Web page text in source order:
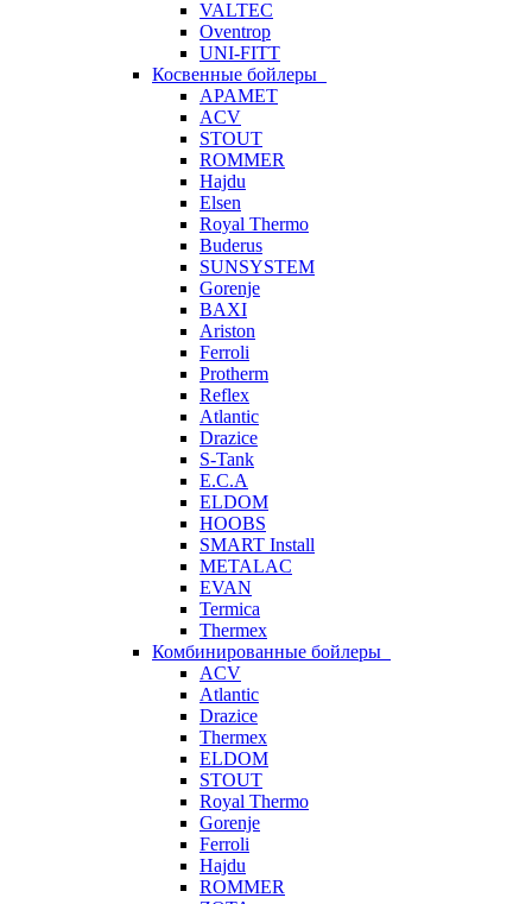
VALTEC
Oventrop
UNI-FITT
Косвенные бойлеры
APAMET
ACV
STOUT
ROMMER
Hajdu
Elsen
Royal Thermo
Buderus
SUNSYSTEM
Gorenje
BAXI
Ariston
Ferroli
Protherm
Reflex
Atlantic
Drazice
S-Tank
E.C.A
ELDOM
HOOBS
SMART Install
METALAC
EVAN
Termica
Thermex
Комбинированные бойлеры
ACV
Atlantic
Drazice
Thermex
ELDOM
STOUT
Royal Thermo
Gorenje
Ferroli
Hajdu
ROMMER